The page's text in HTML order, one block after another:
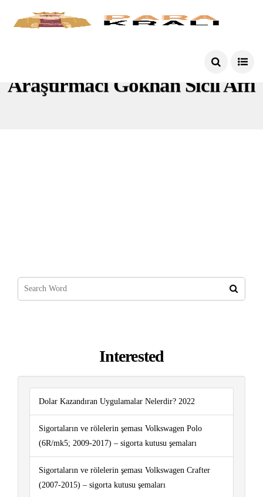
Araştırmacı Gökhan Sicil Affı
Interested
Dolar Kazandıran Uygulamalar Nelerdir? 2022
Sigortaların ve rölelerin şeması Volkswagen Polo
(6R/mk5; 2009-2017) – sigorta kutusu şemaları
Sigortaların ve rölelerin şeması Volkswagen Crafter
(2007-2015) – sigorta kutusu şemaları